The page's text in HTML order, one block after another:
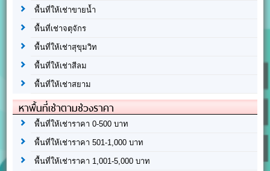
พื้นที่ให้เช่าขายน้ำ
พื้นที่เช่าจตุจักร
พื้นที่ให้เช่าสุขุมวิท
พื้นที่ให้เช่าสีลม
พื้นที่ให้เช่าสยาม
หาพื้นที่เช่าตามช่วงราคา
พื้นที่ให้เช่าราคา 0-500 บาท
พื้นที่ให้เช่าราคา 501-1,000 บาท
พื้นที่ให้เช่าราคา 1,001-5,000 บาท